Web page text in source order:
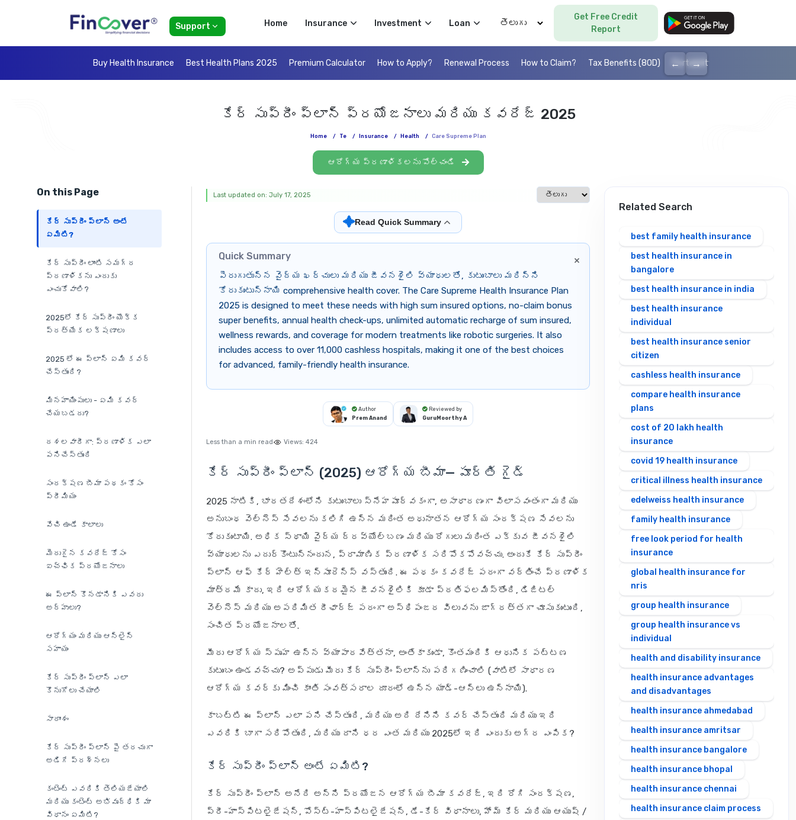
Support Home Insurance Investment Loan Select Language
Get Free Credit
Report
Buy Health Insurance Best Health Plans 2025 Premium Calculator How to Apply? Renewal Process How to Claim? Tax Benefits (80D) Portability
← →
కేర్ సుప్రీం ప్లాన్ ప్రయోజనాలు మరియు కవరేజ్ 2025
Home / Te / Insurance / Health / Care Supreme Plan
ఆరోగ్య ప్రణాళికలను పోల్చండి
On this Page
కేర్ సుప్రీం ప్లాన్ అంటే
ఏమిటి?
కేర్ సుప్రీం లాంటి సమగ్ర
ప్రణాళికను ఎందుకు
ఎంచుకోవాలి?
2025లో కేర్ సుప్రీం యొక్క
ప్రత్యేక లక్షణాలు
2025 లో ఈ ప్లాన్ ఏమి కవర్
చేస్తుంది?
మినహాయింపులు - ఏమి కవర్
చేయబడదు?
దశలవారీగా: ప్రణాళిక ఎలా
పనిచేస్తుంది
సంరక్షణ బీమా పథకం కోసం
ప్రీమియం
వేచి ఉండే కాలాలు
మెరుగైన కవరేజ్ కోసం
ఐచ్ఛిక ప్రయోజనాలు
ఈ ప్లాన్ కొనడానికి ఎవరు
అర్హులు?
ఆరోగ్యం మరియు ఆన్‌లైన్
సహాయం
కేర్ సుప్రీం ప్లాన్ ఎలా
కొనుగోలు చేయాలి
సారాంశం
కేర్ సుప్రీం ప్లాన్ పై తరచుగా
అడిగే ప్రశ్నలు
కంటెంట్ ఎవరికి తెలియజేయాలి
మరియు కంటెంట్ అభివృద్ధికి మా
విధానం ఏమిటి?
Select language
Last updated on: July 17, 2025
✦Read Quick Summary
×
Quick Summary
పెరుగుతున్న వైద్య ఖర్చులు మరియు జీవనశైలి వ్యాధులతో, కుటుంబాలు మరిన్ని
కోరుకుంటున్నాయి comprehensive health cover. The Care Supreme Health Insurance Plan
2025 is designed to meet these needs with high sum insured options, no-claim bonus
super benefits, annual health check-ups, unlimited automatic recharge of sum insured,
wellness rewards, and coverage for modern treatments like robotic surgeries. It also
includes access to over 11,000 cashless hospitals, making it one of the best choices
for advanced, family-friendly health insurance.
Author
Prem Anand
Reviewed by
GuruMoorthy A
Less than a min read Views: 424
కేర్ సుప్రీం ప్లాన్ (2025) ఆరోగ్య బీమా— పూర్తి గైడ్
2025 నాటికి, భారతదేశంలోని కుటుంబాలు స్నేహపూర్వకంగా, అసాధారణంగా విలాసవంతంగా మరియు
అనుబంధ వెల్నెస్ సేవలను కలిగి ఉన్న మరింత అధునాతన ఆరోగ్య సంరక్షణ సేవలను
కోరుకుంటాయి. అధిక స్థాయి వైద్య ద్రవ్యోల్బణం మరియు రోగులు మరింత ఎక్కువ జీవనశైలి
వ్యాధులను ఎదుర్కొంటున్నందున, ప్రామాణిక ప్రణాళిక సరిపోకపోవచ్చు. అందుకే కేర్ సుప్రీం
ప్లాన్ ఆఫ్ కేర్ హెల్త్ ఇన్సూరెన్స్ వస్తుంది. ఈ పథకం కవరేజ్ పరంగా వర్తించే ప్రణాళిక
మాత్రమే కాదు, ఇది ఆరోగ్యకరమైన జీవనశైలికి కూడా ప్రతిఫలమిస్తోంది, డిజిటల్
వెల్నెస్ మరియు అపరిమిత రీఛార్జ్ పరంగా అస్థిపంజర విలువను జాగ్రత్తగా చూసుకుంటుంది,
సంచిత ప్రయోజనాలతో.
మీరు ఆరోగ్య స్పృహ ఉన్న వ్యాపారవేత్తనా, అంతేకాకుండా, కొంతమందికి ఆధునిక పట్టణ
కుటుంబం ఉండవచ్చు? అప్పుడు మీరు కేర్ సుప్రీం ప్లాన్‌ను పరిగణించాలి (వాటిలో సాధారణ
ఆరోగ్య కవర్‌కు మించి కాంతి సంవత్సరాల దూరంలో ఉన్న యాడ్-ఆన్‌లు ఉన్నాయి).
కాబట్టి ఈ ప్లాన్ ఎలా పని చేస్తుంది, మరియు అది దేనిని కవర్ చేస్తుంది మరియు ఇది
ఎవరికి బాగా సరిపోతుంది, మరియు దాని ధర ఎంత మరియు 2025లో ఇది ఎందుకు అగ్ర ఎంపిక?
కేర్ సుప్రీం ప్లాన్ అంటే ఏమిటి?
కేర్ సుప్రీం ప్లాన్ అనేది అన్ని ప్రయోజన ఆరోగ్య బీమా కవరేజ్, ఇది రోగి సంరక్షణ,
ప్రీ-హాస్పిటలైజేషన్, పోస్ట్-హాస్పిటలైజేషన్, డే-కేర్ విధానాలు, హోమ్ కేర్ మరియు ఆయుష్ /
Related Search
best family health insurance
best health insurance in
bangalore
best health insurance in india
best health insurance
individual
best health insurance senior
citizen
cashless health insurance
compare health insurance
plans
cost of 20 lakh health
insurance
covid 19 health insurance
critical illness health insurance
edelweiss health insurance
family health insurance
free look period for health
insurance
global health insurance for
nris
group health insurance
group health insurance vs
individual
health and disability insurance
health insurance advantages
and disadvantages
health insurance ahmedabad
health insurance amritsar
health insurance bangalore
health insurance bhopal
health insurance chennai
health insurance claim process